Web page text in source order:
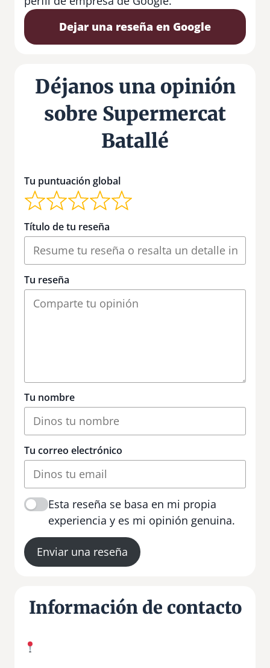
Dejar una reseña en Google
Déjanos una opinión
sobre Supermercat
Batallé
Tu puntuación global
Título de tu reseña
Tu reseña
Tu nombre
Tu correo electrónico
Esta reseña se basa en mi propia
experiencia y es mi opinión genuina.
Enviar una reseña
Información de contacto